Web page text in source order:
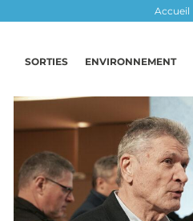
Accueil
SORTIES ENVIRONNEMENT